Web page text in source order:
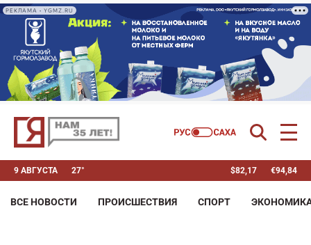
РЕКЛАМА • YGMZ.RU
9 АВГУСТА 27° $82,17 €94,84
ВСЕ НОВОСТИ ПРОИСШЕСТВИЯ СПОРТ